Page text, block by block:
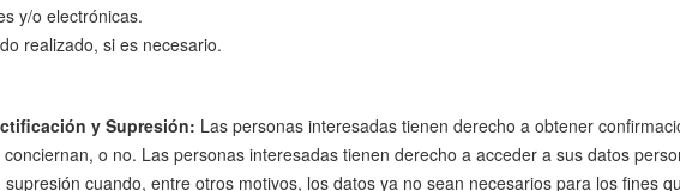
y/o electrónicas.
realizado, si es necesario.
y Supresión: Las personas interesadas tienen derecho a obtener
o no. Las personas interesadas tienen derecho a acceder a sus datos
cuando, entre otros motivos, los datos ya no sean necesarios para los fines